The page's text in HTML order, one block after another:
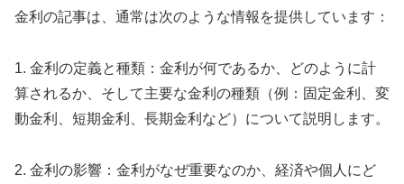
金利の記事は、通常は次のような情報を提供しています：
1. 金利の定義と種類：金利が何であるか、どのように計
算されるか、そして主要な金利の種類（例：固定金利、変
動金利、短期金利、長期金利など）について説明します。
2. 金利の影響：金利がなぜ重要なのか、経済や個人にど